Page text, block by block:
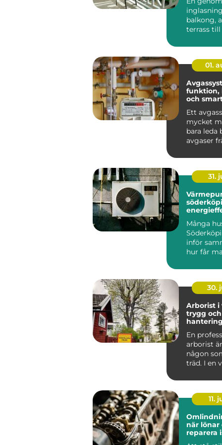
balkong,
terrass
anvä...
01.
funktion,
och
Ett
mycket
bara leda
avgaser
31.
Många
inför
hur får
året ru...
30.
Arborist i
trygg
En
arborist
någon
träd. I en
11.
när
reparera